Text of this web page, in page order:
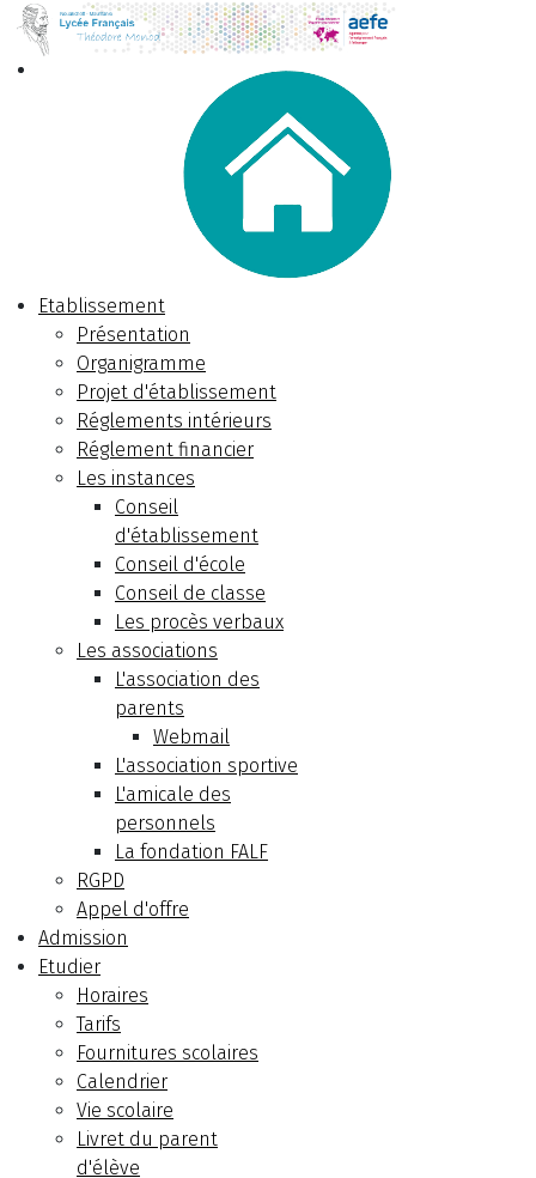
Etablissement
Présentation
Organigramme
Projet d'établissement
Réglements intérieurs
Réglement financier
Les instances
Conseil
d'établissement
Conseil d'école
Conseil de classe
Les procès verbaux
Les associations
L'association des
parents
Webmail
L'association sportive
L'amicale des
personnels
La fondation FALF
RGPD
Appel d'offre
Admission
Etudier
Horaires
Tarifs
Fournitures scolaires
Calendrier
Vie scolaire
Livret du parent
d'élève